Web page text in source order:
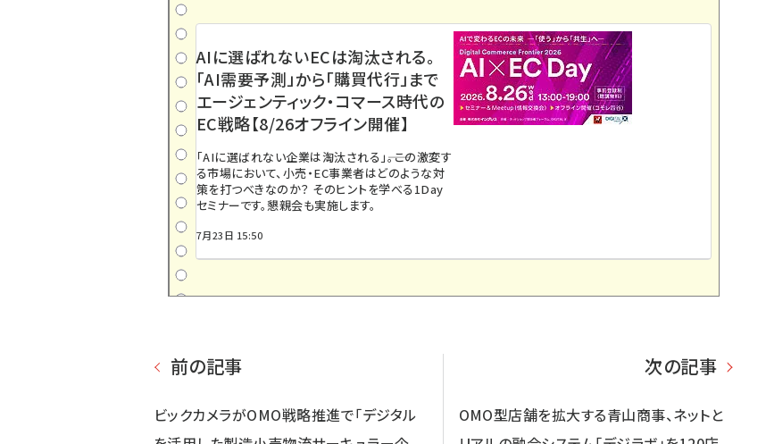
AIに選ばれないECは淘汰される。
「AI需要予測」から「購買代行」まで
エージェンティック・コマース時代の
EC戦略【8/26オフライン開催】
「AIに選ばれない企業は淘汰される」――。この激変す
る市場において、小売・EC事業者はどのような対
策を打つべきなのか？ そのヒントを学べる1Day
セミナーです。懇親会も実施します。
7月23日 15:50
前の記事
ビックカメラがOMO戦略推進で「デジタル
次の記事
OMO型店舗を拡大する青山商事、ネットと